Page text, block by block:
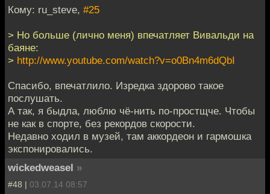
Кому: ru_steve, #25
> Но больше (лично меня) впечатляет Вивальди на
баяне:
> http://www.youtube.com/watch?v=o0Bn4m6dQbI
Спасибо, впечатлило. Изредка здорово такое
послушать.
А так, я быдла, люблю чё-нить по-простщче. Чтобы
не как в спорте, без рекордов скорости.
Недавно ходил в музей, там аккордеон и гармошка
экспонировались.
wickedweasel »
#48 | 03.07.14 08:57